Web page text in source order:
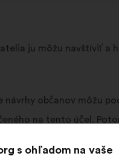
ju môžu navštíviť a
občanov môžu
na tento účel.
s ohľadom na vaše